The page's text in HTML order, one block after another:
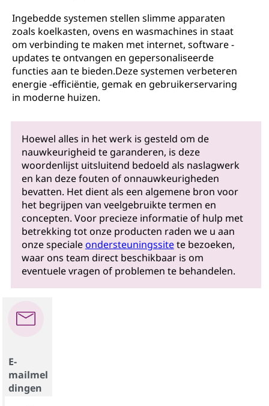
Ingebedde systemen stellen slimme apparaten
zoals koelkasten, ovens en wasmachines in staat
om verbinding te maken met internet, software -
updates te ontvangen en gepersonaliseerde
functies aan te bieden.Deze systemen verbeteren
energie -efficiëntie, gemak en gebruikerservaring
in moderne huizen.
Hoewel alles in het werk is gesteld om de
nauwkeurigheid te garanderen, is deze
woordenlijst uitsluitend bedoeld als naslagwerk
en kan deze fouten of onnauwkeurigheden
bevatten. Het dient als een algemene bron voor
het begrijpen van veelgebruikte termen en
concepten. Voor precieze informatie of hulp met
betrekking tot onze producten raden we u aan
onze specialeondersteuningssitete bezoeken,
waar ons team direct beschikbaar is om
eventuele vragen of problemen te behandelen.
E-
mailmel
dingen